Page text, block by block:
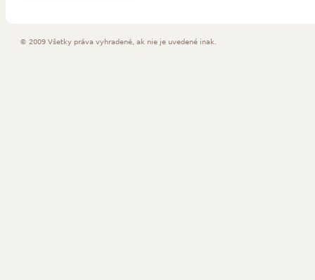
© 2009 Všetky práva vyhradené, ak nie je uvedené inak.